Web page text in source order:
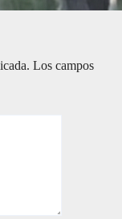
Los campos